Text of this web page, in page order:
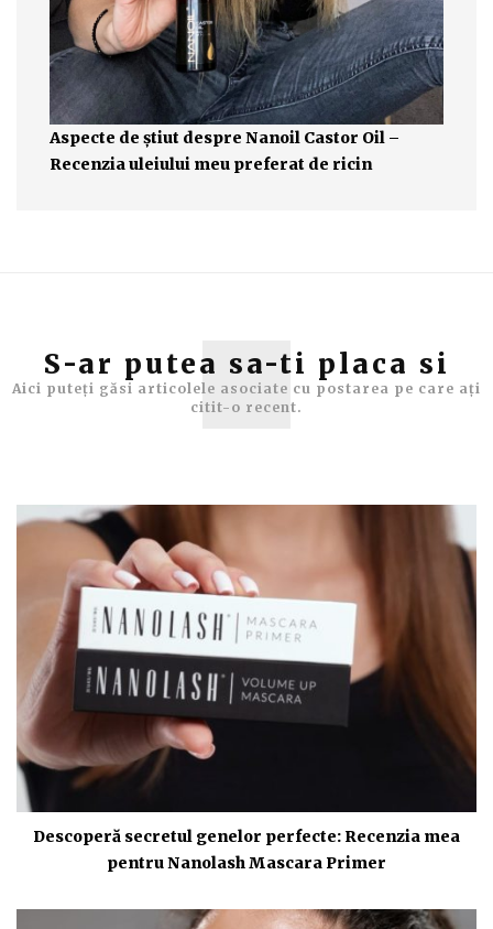
Aspecte de știut despre Nanoil Castor Oil –
Recenzia uleiului meu preferat de ricin
S-ar putea sa-ti placa si
Aici puteți găsi articolele asociate cu postarea pe care ați
citit-o recent.
Descoperă secretul genelor perfecte: Recenzia mea
pentru Nanolash Mascara Primer